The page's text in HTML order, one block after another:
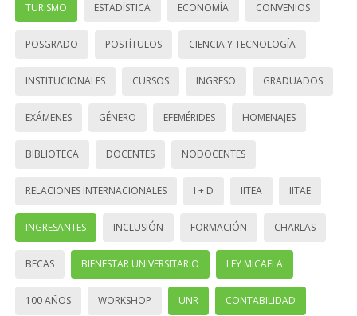
TURISMO ESTADÍSTICA ECONOMÍA CONVENIOS
POSGRADO POSTÍTULOS CIENCIA Y TECNOLOGÍA
INSTITUCIONALES CURSOS INGRESO GRADUADOS
EXÁMENES GÉNERO EFEMÉRIDES HOMENAJES
BIBLIOTECA DOCENTES NODOCENTES
RELACIONES INTERNACIONALES I + D IITEA IITAE
INGRESANTES INCLUSIÓN FORMACIÓN CHARLAS
BECAS BIENESTAR UNIVERSITARIO LEY MICAELA
100 AÑOS WORKSHOP UNR CONTABILIDAD